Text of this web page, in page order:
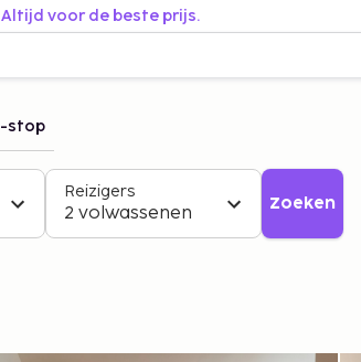
voor de beste prijs.
stop
Reizigers
2 volwassenen Zoeken